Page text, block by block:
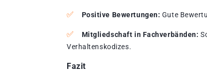
Positive Bewertungen: Gute
Mitgliedschaft in Fachverbänden:
Verhaltenskodizes.
Fazit